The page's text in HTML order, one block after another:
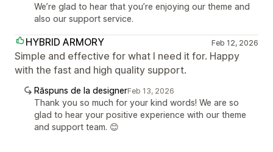
We’re glad to hear that you’re enjoying our theme and
also our support service.
HYBRID ARMORY Feb 12, 2026
Simple and effective for what I need it for. Happy
with the fast and high quality support.
Răspuns de la designerFeb 13, 2026
Thank you so much for your kind words! We are so
glad to hear your positive experience with our theme
and support team. 😊